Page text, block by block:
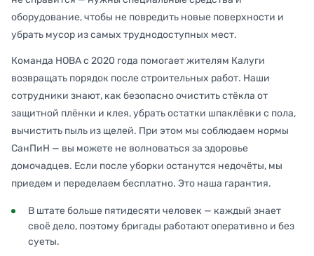
оборудование, чтобы не повредить новые поверхности и
убрать мусор из самых труднодоступных мест.
Команда НОВА с 2020 года помогает жителям Калуги
возвращать порядок после строительных работ. Наши
сотрудники знают, как безопасно очистить стёкла от
защитной плёнки и клея, убрать остатки шпаклёвки с пола,
вычистить пыль из щелей. При этом мы соблюдаем нормы
СанПиН — вы можете не волноваться за здоровье
домочадцев. Если после уборки останутся недочёты, мы
приедем и переделаем бесплатно. Это наша гарантия.
В штате больше пятидесяти человек — каждый знает
своё дело, поэтому бригады работают оперативно и без
суеты.